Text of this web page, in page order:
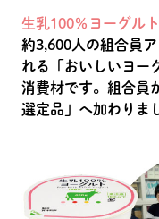
生乳100％ヨーグルト
約3,600人の組合員
れる「おいしいヨー
消費材です。組合員
選定品」へ加わりま